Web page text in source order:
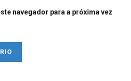
navegador para a próxima vez